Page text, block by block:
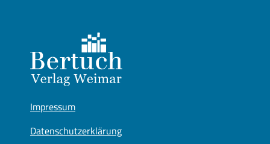
Impressum
Datenschutzerklärung